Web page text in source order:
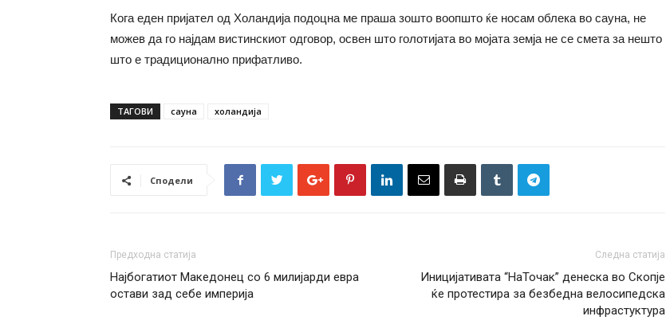
Кога еден пријател од Холандија подоцна ме праша зошто воопшто ќе носам облека во сауна, не
можев да го најдам вистинскиот одговор, освен што голотијата во мојата земја не се смета за нешто
што е традиционално прифатливо.
ТАГОВИ сауна холандија
Сподели
Предходна статија
Најбогатиот Македонец со 6 милијарди евра
остави зад себе империја
Следна статија
Иницијативата “НаТочак” денеска во Скопје
ќе протестира за безбедна велосипедска
инфрастуктура